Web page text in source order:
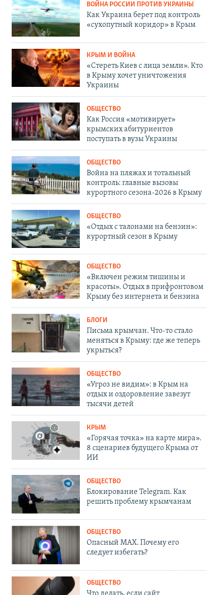
ВОЙНА РОССИИ ПРОТИВ УКРАИНЫ
Как Украина берет под контроль
«сухопутный коридор» в Крым
КРЫМ И ВОЙНА
«Стереть Киев с лица земли». Кто
в Крыму хочет уничтожения
Украины
ОБЩЕСТВО
Как Россия «мотивирует»
крымских абитуриентов
поступать в вузы Украины
ОБЩЕСТВО
Война на пляжах и тотальный
контроль: главные вызовы
курортного сезона-2026 в Крыму
ОБЩЕСТВО
«Отдых с талонами на бензин»:
курортный сезон в Крыму
ОБЩЕСТВО
«Включен режим тишины и
красоты». Отдых в прифронтовом
Крыму без интернета и бензина
БЛОГИ
Письма крымчан. Что-то стало
меняться в Крыму: где же теперь
укрыться?
ОБЩЕСТВО
«Угроз не видим»: в Крым на
отдых и оздоровление завезут
тысячи детей
КРЫМ
«Горячая точка» на карте мира».
8 сценариев будущего Крыма от
ИИ
ОБЩЕСТВО
Блокирование Telegram. Как
решить проблему крымчанам
ОБЩЕСТВО
Опасный MAX. Почему его
следует избегать?
ОБЩЕСТВО